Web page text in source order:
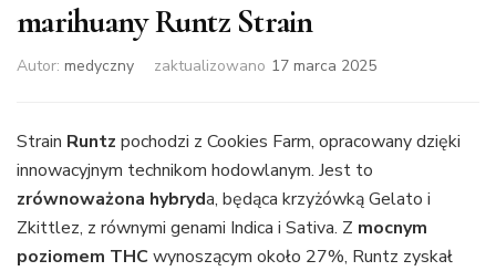
marihuany Runtz Strain
Autor: medyczny zaktualizowano 17 marca 2025
Strain Runtz pochodzi z Cookies Farm, opracowany dzięki
innowacyjnym technikom hodowlanym. Jest to
zrównoważona hybryda, będąca krzyżówką Gelato i
Zkittlez, z równymi genami Indica i Sativa. Z mocnym
poziomem THC wynoszącym około 27%, Runtz zyskał